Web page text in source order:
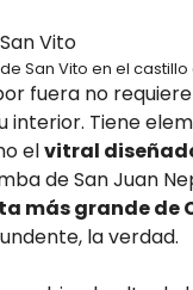
San Vito en el
fuera no
interior. Tiene
elvitral
de San Juan
más grande de
la verdad.